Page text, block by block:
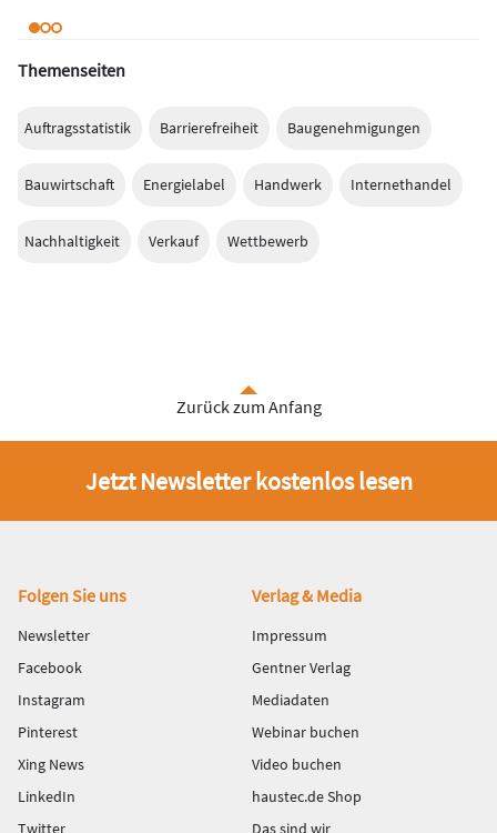
Themenseiten
Auftragsstatistik Barrierefreiheit Baugenehmigungen
Bauwirtschaft Energielabel Handwerk Internethandel
Nachhaltigkeit Verkauf Wettbewerb
Zurück zum Anfang
Jetzt Newsletter kostenlos lesen
Fußbereich
Folgen Sie uns
Newsletter
Facebook
Instagram
Pinterest
Xing News
LinkedIn
Twitter
Verlag & Media
Impressum
Gentner Verlag
Mediadaten
Webinar buchen
Video buchen
haustec.de Shop
Das sind wir